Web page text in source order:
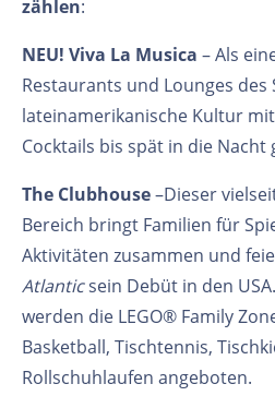
zählen:
NEU! Viva La Musica – Als
Restaurants und Lounges
lateinamerikanische Kultur
Cocktails bis spät in die Nacht
The Clubhouse–Dieser
Bereich bringt Familien für
Aktivitäten zusammen und
Atlanticsein Debüt in den
werden die LEGO® Family
Basketball, Tischtennis,
Rollschuhlaufen angeboten.